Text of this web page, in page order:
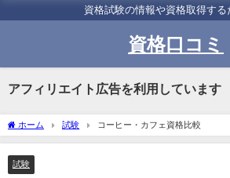
資格試験の情報や資格取得する
資格口コミ
アフィリエイト広告を利用しています
ホーム 試験 コーヒー・カフェ資格比較
試験